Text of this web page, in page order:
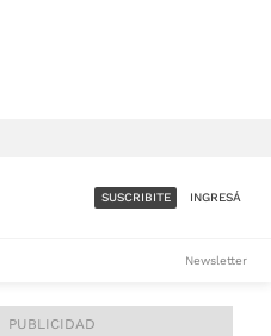
FULL - $1.800/MES
SUSCRIBITE INGRESÁ
Newsletter